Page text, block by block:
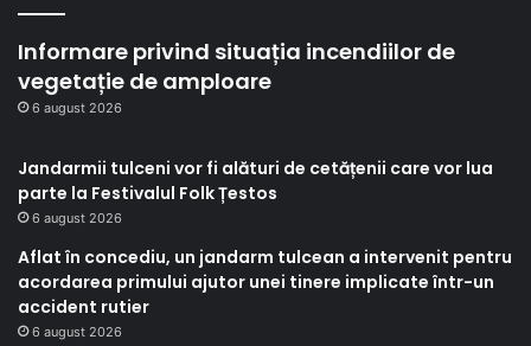
Informare privind situația incendiilor de
vegetație de amploare
6 august 2026
Jandarmii tulceni vor fi alături de cetățenii care vor lua
parte la Festivalul Folk Țestos
6 august 2026
Aflat în concediu, un jandarm tulcean a intervenit pentru
acordarea primului ajutor unei tinere implicate într-un
accident rutier
6 august 2026